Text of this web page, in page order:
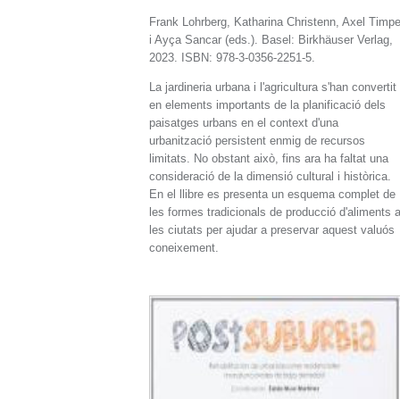
Frank Lohrberg, Katharina Christenn, Axel Timpe
i Ayça Sancar (eds.). Basel: Birkhäuser Verlag,
2023. ISBN: 978-3-0356-2251-5.
La jardineria urbana i l'agricultura s'han convertit
en elements importants de la planificació dels
paisatges urbans en el context d'una
urbanització persistent enmig de recursos
limitats. No obstant això, fins ara ha faltat una
consideració de la dimensió cultural i històrica.
En el llibre es presenta un esquema complet de
les formes tradicionals de producció d'aliments a
les ciutats per ajudar a preservar aquest valuós
coneixement.